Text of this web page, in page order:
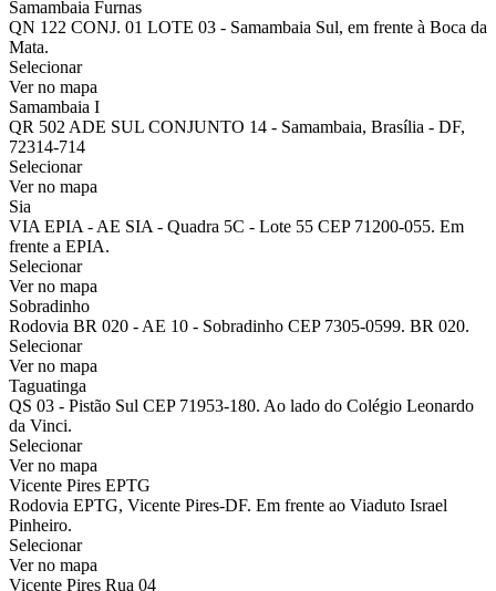
Samambaia Furnas
QN 122 CONJ. 01 LOTE 03 - Samambaia Sul, em frente à Boca da
Mata.
Selecionar
Ver no mapa
Samambaia I
QR 502 ADE SUL CONJUNTO 14 - Samambaia, Brasília - DF,
72314-714
Selecionar
Ver no mapa
Sia
VIA EPIA - AE SIA - Quadra 5C - Lote 55 CEP 71200-055. Em
frente a EPIA.
Selecionar
Ver no mapa
Sobradinho
Rodovia BR 020 - AE 10 - Sobradinho CEP 7305-0599. BR 020.
Selecionar
Ver no mapa
Taguatinga
QS 03 - Pistão Sul CEP 71953-180. Ao lado do Colégio Leonardo
da Vinci.
Selecionar
Ver no mapa
Vicente Pires EPTG
Rodovia EPTG, Vicente Pires-DF. Em frente ao Viaduto Israel
Pinheiro.
Selecionar
Ver no mapa
Vicente Pires Rua 04